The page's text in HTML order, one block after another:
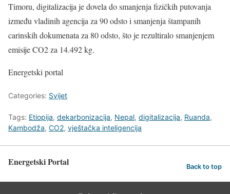
Timoru, digitalizacija je dovela do smanjenja fizičkih putovanja
između vladinih agencija za 90 odsto i smanjenja štampanih
carinskih dokumenata za 80 odsto, što je rezultiralo smanjenjem
emisije CO2 za 14.492 kg.
Energetski portal
Categories: Svijet
Tags: Etiopija, dekarbonizacija, Nepal, digitalizacija, Ruanda,
Kambodža, CO2, vještačka inteligencija
Energetski Portal Back to top